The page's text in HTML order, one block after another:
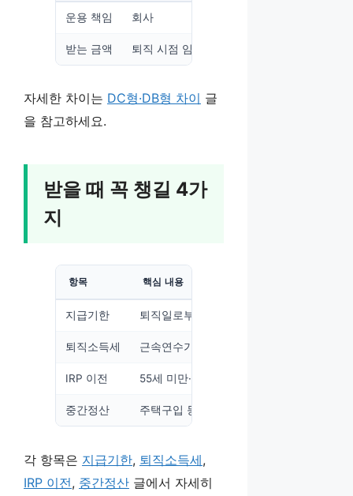
운용 책임 회사
받는 금액 퇴직 시점 임금 기준 확정
자세한 차이는 DC형·DB형 차이 글
을 참고하세요.
받을 때 꼭 챙길 4가
지
항목 핵심 내용
지급기한 퇴직일로부터 14일 이내, 미지급 시 연 20%
퇴직소득세 근속연수가 길수록 세부담 감소(연분연승)
IRP 이전 55세 미만·300만원 초과 시 IRP로 의무 이
중간정산 주택구입 등 법정 사유에만 가능
각 항목은 지급기한, 퇴직소득세,
IRP 이전, 중간정산 글에서 자세히